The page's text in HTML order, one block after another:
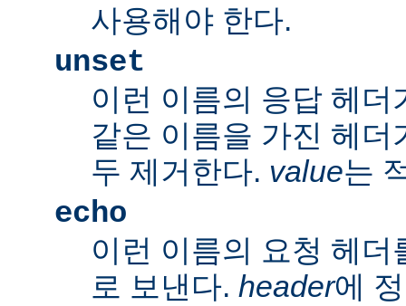
사용해야 한다.
unset
이런 이름의 응답 헤
같은 이름을 가진 헤
두 제거한다. value는
echo
이런 이름의 요청 헤
로 보낸다. header에